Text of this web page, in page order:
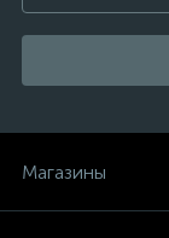
Магазины